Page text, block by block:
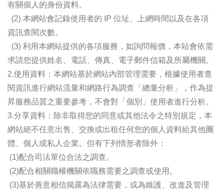
有關個人的身份資料。
(2) 本網站會記錄使用者的 IP 位址、上網時間以及在各項
資訊查閱次數。
(3) 利用本網站提供的各項服務，如詢問報價，本站會依需
求請您提供姓名、電話、傳真、電子郵件信箱及所屬機關。
2.使用資料：本網站基於網站內部管理需要，根據使用者查
閱資訊進行網站流量和網路行為調查「總量分析」，作為提
昇服務品質之重要參考，不會對「個別」使用者進行分析。
3.分享資料：除非取得您的同意或其他法令之特別規定，本
網站絕不任意出售、交換或出租任何您的個人資料給其他團
體、個人或私人企業。但有下列情形者除外：
(1)配合司法單位合法之調查。
(2)配合相關職權機關依職務需要之調查或使用。
(3)基於善意相信揭露為法律需要，或為維護、改進及管理